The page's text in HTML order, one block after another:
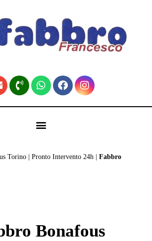
Torino | Pronto Intervento 24h | Fabbro
Bonafous